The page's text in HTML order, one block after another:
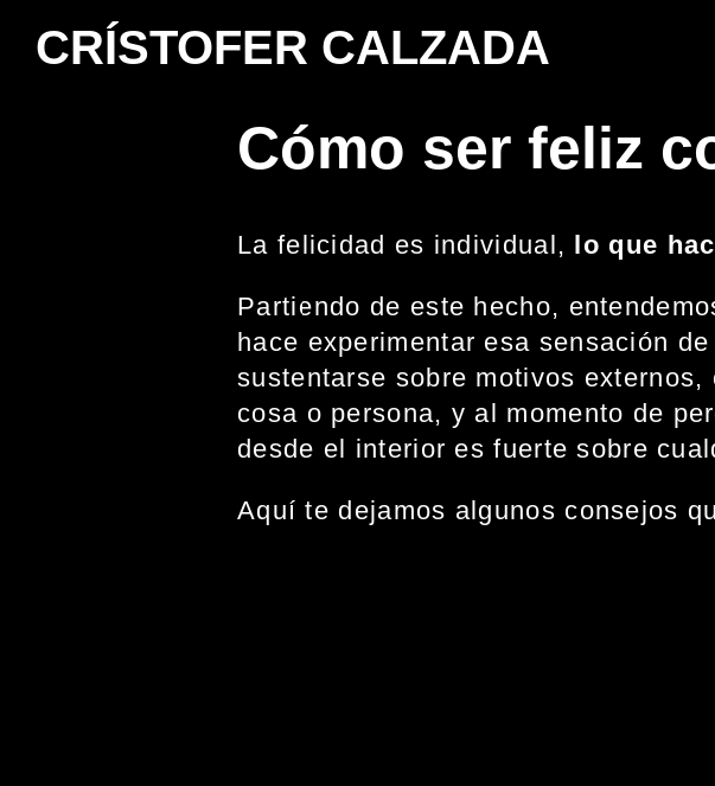
CRÍSTOFER CALZADA
Cómo ser feliz
La felicidad es individual, lo que
Partiendo de este hecho,
hace experimentar esa sensación
sustentarse sobre motivos
cosa o persona, y al momento de
desde el interior es fuerte sobre
Aquí te dejamos algunos consejos